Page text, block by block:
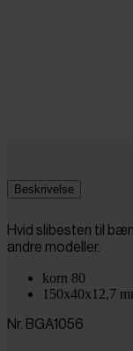
Beskrivelse
Hvid slibesten til
andre modeller.
korn 80
150x40x12,7
Nr. BGA1056